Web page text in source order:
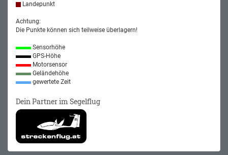
Landepunkt
Achtung:
Die Punkte können sich teilweise überlagern!
Sensorhöhe
GPS-Höhe
Motorsensor
Geländehöhe
gewertete Zeit
Dein Partner im Segelflug